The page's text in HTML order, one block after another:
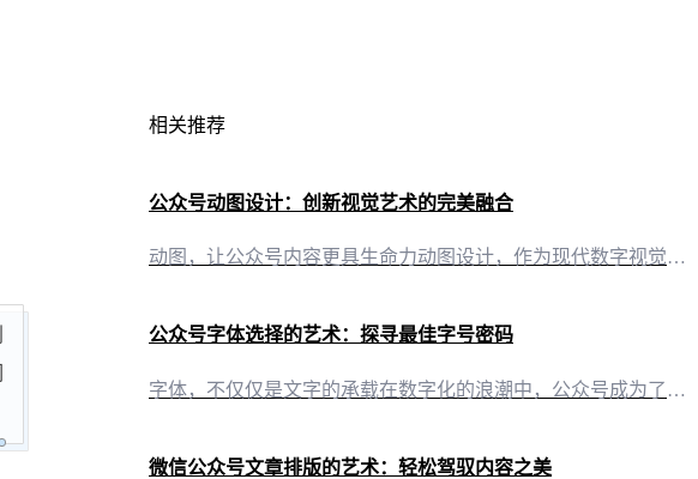
相关推荐
公众号动图设计：创新视觉艺术的完美融合
动图，让公众号内容更具生命力动图设计，作为现代数字视觉艺术的一种形式，正逐渐成为公众号内容创作的重要元素。它不仅丰富了内容的表现形式，更能在短时间内抓住观众的注意力，提升信息的传达效率。 “有一云AI”：动图设计的得力助手“有一云AI”，作为一款创新型AI智能写作+排版软件，其动图设计功能为自媒体创作者提供了前所未有的便利。以下是其核心亮点： 1. 智能化设计，一键生成“有一云AI”的动图设计功
公众号字体选择的艺术：探寻最佳字号密码
字体，不仅仅是文字的承载在数字化的浪潮中，公众号成为了信息传播的重要阵地。而在这个小小的方寸之间，字体的选择往往决定了阅读体验的第一印象。公众号一般用几号字体？这并非一个简单的答案，它背后蕴含着对视觉美感、阅读舒适度以及内容传达效率的深思熟虑。 字体大小：平衡的艺术 传统与现代的交融随着科技的发展，屏幕尺寸越来越大，但字体的大小却并未随之放大。这是因为，过大的字体不仅显得笨拙，还会占用过多的屏幕
微信公众号文章排版的艺术：轻松驾驭内容之美